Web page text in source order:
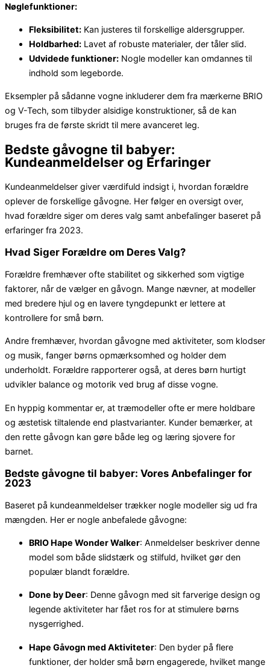
Nøglefunktioner:
Fleksibilitet: Kan justeres til forskellige aldersgrupper.
Holdbarhed: Lavet af robuste materialer, der tåler slid.
Udvidede funktioner: Nogle modeller kan omdannes til
indhold som legeborde.
Eksempler på sådanne vogne inkluderer dem fra mærkerne BRIO
og V-Tech, som tilbyder alsidige konstruktioner, så de kan
bruges fra de første skridt til mere avanceret leg.
Bedste gåvogne til babyer:
Kundeanmeldelser og Erfaringer
Kundeanmeldelser giver værdifuld indsigt i, hvordan forældre
oplever de forskellige gåvogne. Her følger en oversigt over,
hvad forældre siger om deres valg samt anbefalinger baseret på
erfaringer fra 2023.
Hvad Siger Forældre om Deres Valg?
Forældre fremhæver ofte stabilitet og sikkerhed som vigtige
faktorer, når de vælger en gåvogn. Mange nævner, at modeller
med bredere hjul og en lavere tyngdepunkt er lettere at
kontrollere for små børn.
Andre fremhæver, hvordan gåvogne med aktiviteter, som klodser
og musik, fanger børns opmærksomhed og holder dem
underholdt. Forældre rapporterer også, at deres børn hurtigt
udvikler balance og motorik ved brug af disse vogne.
En hyppig kommentar er, at træmodeller ofte er mere holdbare
og æstetisk tiltalende end plastvarianter. Kunder bemærker, at
den rette gåvogn kan gøre både leg og læring sjovere for
barnet.
Bedste gåvogne til babyer: Vores Anbefalinger for
2023
Baseret på kundeanmeldelser trækker nogle modeller sig ud fra
mængden. Her er nogle anbefalede gåvogne:
BRIO Hape Wonder Walker: Anmeldelser beskriver denne
model som både slidstærk og stilfuld, hvilket gør den
populær blandt forældre.
Done by Deer: Denne gåvogn med sit farverige design og
legende aktiviteter har fået ros for at stimulere børns
nysgerrighed.
Hape Gåvogn med Aktiviteter: Den byder på flere
funktioner, der holder små børn engagerede, hvilket mange